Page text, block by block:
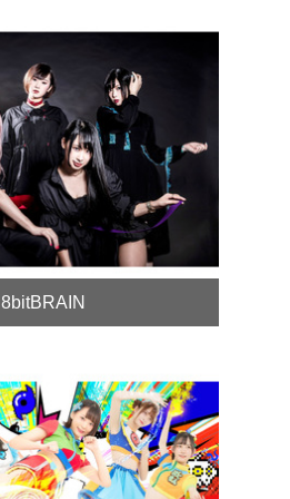
8bitBRAIN